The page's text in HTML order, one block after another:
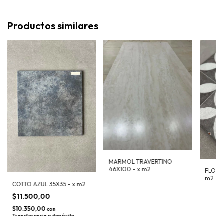
Productos similares
COTTO AZUL 35X35 - x m2
$11.500,00
$10.350,00 con
MARMOL TRAVERTINO
46X100 - x m2
m2